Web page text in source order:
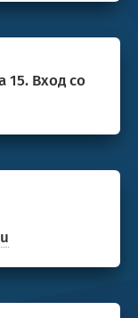
15. Вход со